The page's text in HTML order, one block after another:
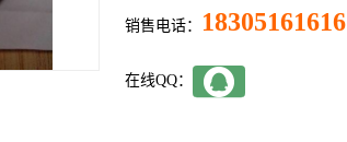
销售电话： 18305161616
在线QQ：